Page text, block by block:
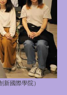
新國際學院）